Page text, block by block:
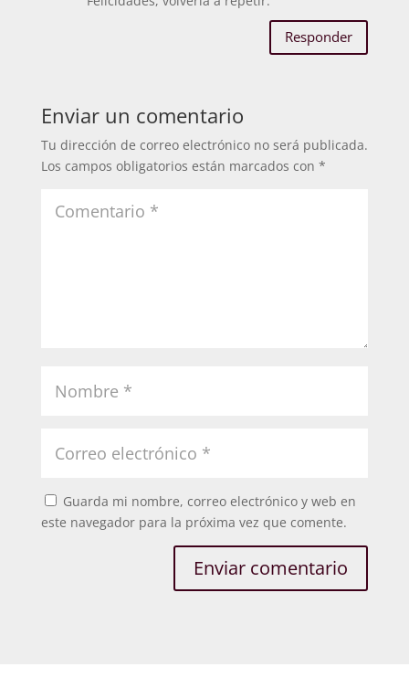
Responder
Enviar un comentario
Tu dirección de correo electrónico no será publicada.
Los campos obligatorios están marcados con *
Guarda mi nombre, correo electrónico y web en
este navegador para la próxima vez que comente.
Enviar comentario